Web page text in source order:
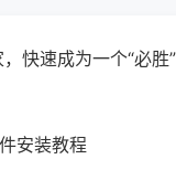
快速成为一个“必胜
安装教程